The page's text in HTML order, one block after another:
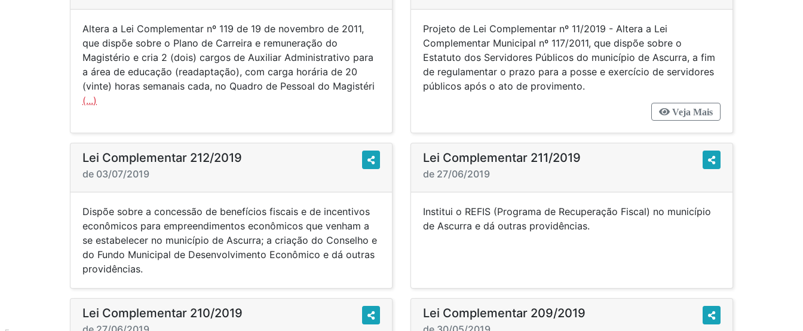
Altera a Lei Complementar nº 119 de 19 de novembro de 2011,
que dispõe sobre o Plano de Carreira e remuneração do
Magistério e cria 2 (dois) cargos de Auxiliar Administrativo para
a área de educação (readaptação), com carga horária de 20
(vinte) horas semanais cada, no Quadro de Pessoal do Magistéri
(...)
Projeto de Lei Complementar nº 11/2019 - Altera a Lei
Complementar Municipal nº 117/2011, que dispõe sobre o
Estatuto dos Servidores Públicos do município de Ascurra, a fim
de regulamentar o prazo para a posse e exercício de servidores
públicos após o ato de provimento.
Veja Mais
Lei Complementar 212/2019
de 03/07/2019
Dispõe sobre a concessão de benefícios fiscais e de incentivos
econômicos para empreendimentos econômicos que venham a
se estabelecer no município de Ascurra; a criação do Conselho e
do Fundo Municipal de Desenvolvimento Econômico e dá outras
providências.
Lei Complementar 211/2019
de 27/06/2019
Institui o REFIS (Programa de Recuperação Fiscal) no município
de Ascurra e dá outras providências.
Lei Complementar 210/2019 Lei Complementar 209/2019